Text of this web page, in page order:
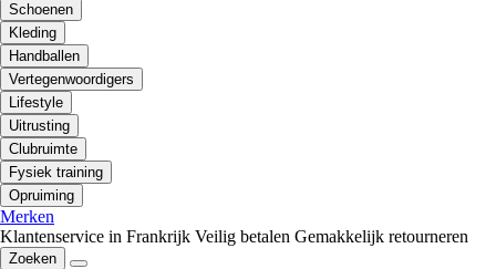
Schoenen
Kleding
Handballen
Vertegenwoordigers
Lifestyle
Uitrusting
Clubruimte
Fysiek training
Opruiming
Merken
Klantenservice in Frankrijk Veilig betalen Gemakkelijk retourneren
Zoeken